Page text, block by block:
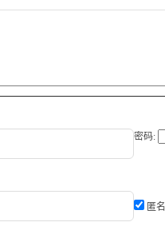
密码:
匿